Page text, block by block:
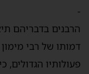
-
הרבנים בדבריהם
דמותו של רבי
פעולותיו